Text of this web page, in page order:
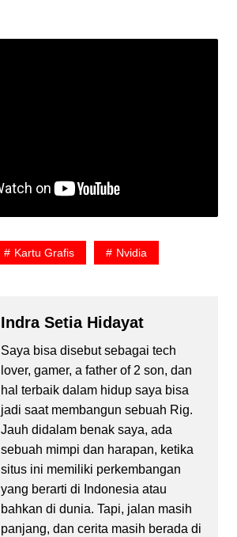
Kartu Grafis Nvidia
Indra Setia Hidayat
Saya bisa disebut sebagai tech
lover, gamer, a father of 2 son, dan
hal terbaik dalam hidup saya bisa
jadi saat membangun sebuah Rig.
Jauh didalam benak saya, ada
sebuah mimpi dan harapan, ketika
situs ini memiliki perkembangan
yang berarti di Indonesia atau
bahkan di dunia. Tapi, jalan masih
panjang, dan cerita masih berada di